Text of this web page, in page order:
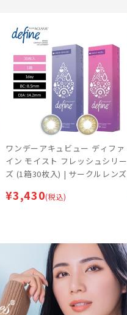
ワンデーアキュビュー ディファ
イン モイスト フレッシュシリー
ズ (1箱30枚入) | サークルレンズ
¥3,430(税込)